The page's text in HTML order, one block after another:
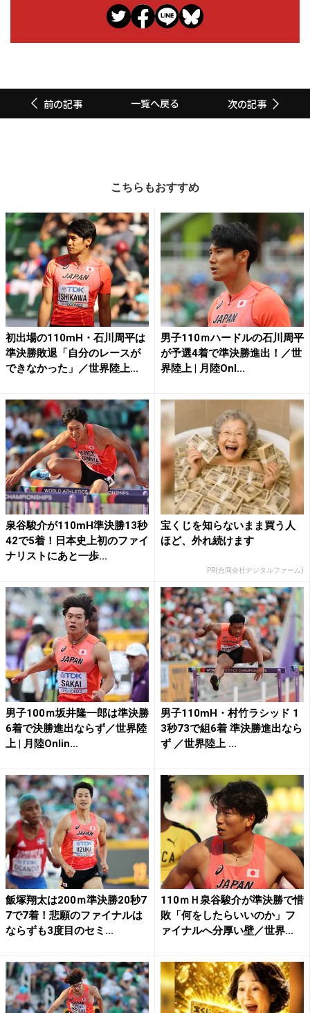
前の記事 一覧へ戻る 次の記事
こちらもおすすめ
初出場の110mH・石川周平は
準決勝敗退「自分のレースが
できなかった」／世界陸上...
男子110ｍハードルの石川周平
が予選4着で準決勝進出！／世
界陸上 | 月陸Onl...
泉谷駿介が110mH準決勝13秒
42で5着！日本史上初のファイ
ナリストにあと一歩...
宝くじを知らないまま買う人
ほど、外れ続けます
PR(合同会社デジタルファーム)
男子100ｍ坂井隆一郎は準決勝
6着で決勝進出ならず／世界陸
上 | 月陸Onlin...
男子110mH・村竹ラシッド 1
3秒73で組6着 準決勝進出なら
ず ／世界陸上 ...
飯塚翔太は200ｍ準決勝20秒7
7で7着！悲願のファイナルは
ならずも3度目のセミ...
110ｍＨ泉谷駿介が準決勝で惜
敗「何をしたらいいのか」フ
ァイナルへ分厚い壁／世界...